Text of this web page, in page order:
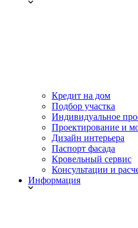
Кредит на дом
Подбор участка
Индивидуальное
Проектирование и
Дизайн интерьера
Паспорт фасада
Кровельный сервис
Консультации и
Информация